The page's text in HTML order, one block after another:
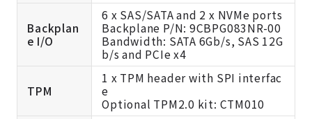
Backplan
e I/O
6 x SAS/SATA and 2 x NVMe ports
Backplane P/N: 9CBPG083NR-00
Bandwidth: SATA 6Gb/s, SAS 12G
b/s and PCIe x4
TPM
1 x TPM header with SPI interfac
e
Optional TPM2.0 kit: CTM010